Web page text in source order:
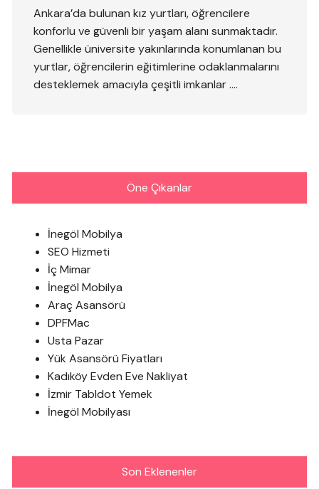
Ankara’da bulunan kız yurtları, öğrencilere
konforlu ve güvenli bir yaşam alanı sunmaktadır.
Genellikle üniversite yakınlarında konumlanan bu
yurtlar, öğrencilerin eğitimlerine odaklanmalarını
desteklemek amacıyla çeşitli imkanlar ….
Öne Çıkanlar
İnegöl Mobilya
SEO Hizmeti
İç Mimar
İnegöl Mobilya
Araç Asansörü
DPFMac
Usta Pazar
Yük Asansörü Fiyatları
Kadıköy Evden Eve Nakliyat
İzmir Tabldot Yemek
İnegöl Mobilyası
Son Eklenenler